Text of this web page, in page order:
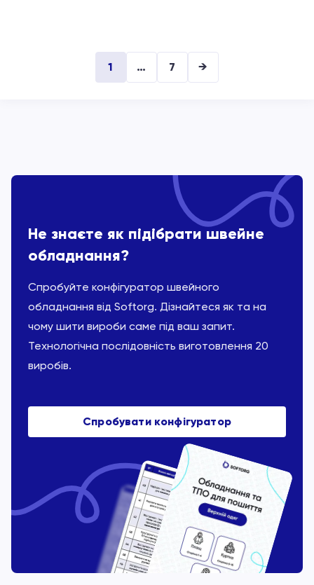
1 … 7 →
Не знаєте як підібрати швейне
обладнання?
Спробуйте конфігуратор швейного
обладнання від Softorg. Дізнайтеся як та на
чому шити вироби саме під ваш запит.
Технологічна послідовність виготовлення 20
виробів.
Спробувати конфігуратор